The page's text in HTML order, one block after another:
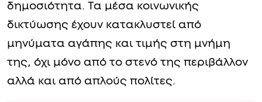
δημοσιότητα. Τα μέσα κοινωνικής
δικτύωσης έχουν κατακλυστεί από
μηνύματα αγάπης και τιμής στη μνήμη
της, όχι μόνο από το στενό της περιβάλλον
αλλά και από απλούς πολίτες.